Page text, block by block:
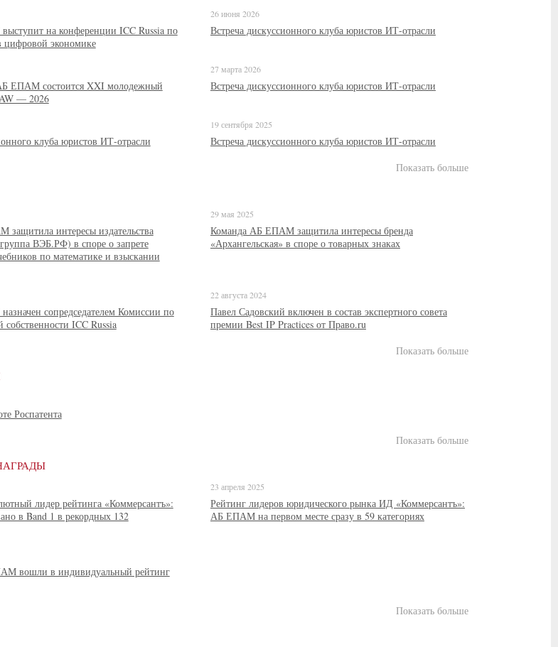
на конференции ICC Russia по
цифровой экономике
26 июня 2026
Встреча дискуссионного клуба юристов ИТ-отрасли
ЕПАМ состоится XXI молодежный
— 2026
27 марта 2026
Встреча дискуссионного клуба юристов ИТ-отрасли
клуба юристов ИТ-отрасли
19 сентября 2025
Встреча дискуссионного клуба юристов ИТ-отрасли
Показать больше
интересы издательства
ВЭБ.РФ) в споре о запрете
по математике и взыскании
29 мая 2025
Команда АБ ЕПАМ защитила интересы бренда
«Архангельская» в споре о товарных знаках
сопредседателем Комиссии по
собственности ICC Russia
22 августа 2024
Павел Садовский включен в состав экспертного совета
премии Best IP Practices от Право.ru
Показать больше
Роспатента
Показать больше
лидер рейтинга «Коммерсантъ»:
в Band 1 в рекордных 132
23 апреля 2025
Рейтинг лидеров юридического рынка ИД «Коммерсантъ»:
АБ ЕПАМ на первом месте сразу в 59 категориях
вошли в индивидуальный рейтинг
Показать больше